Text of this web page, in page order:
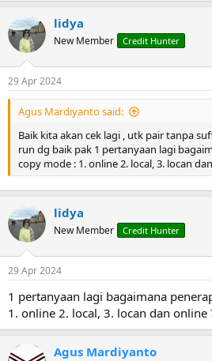
lidya
New Member Credit Hunter
29 Apr 2024
Agus Mardiyanto said:
Baik kita akan cek lagi , utk pair tanpa
run dg baik pak 1 pertanyaan lagi
copy mode : 1. online 2. local, 3. locan
lidya
New Member Credit Hunter
29 Apr 2024
1 pertanyaan lagi bagaimana
1. online 2. local, 3. locan dan online
Agus Mardiyanto